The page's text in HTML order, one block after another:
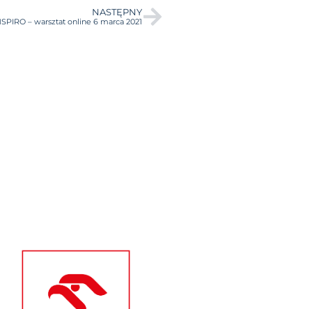
NASTĘPNY
– warsztat online 6 marca 2021